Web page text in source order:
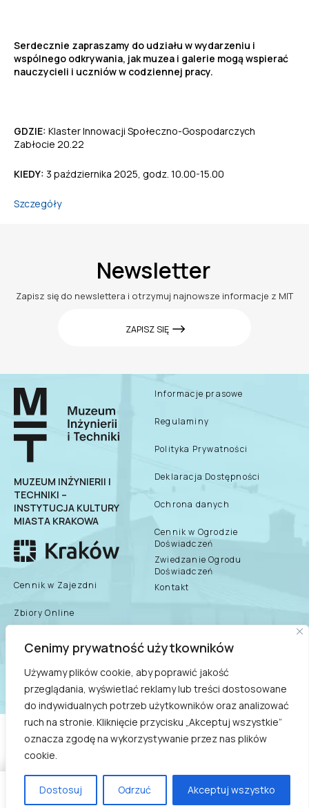
Cenimy prywatność użytkowników
Używamy plików cookie, aby poprawić jakość
przeglądania, wyświetlać reklamy lub treści dostosowane
do indywidualnych potrzeb użytkowników oraz analizować
ruch na stronie. Kliknięcie przycisku „Akceptuj wszystkie”
oznacza zgodę na wykorzystywanie przez nas plików
cookie.
Dostosuj Odrzuć Akceptuj wszystko
Serdecznie zapraszamy do udziału w wydarzeniu i
wspólnego odkrywania, jak muzea i galerie mogą wspierać
nauczycieli i uczniów w codziennej pracy.
GDZIE: Klaster Innowacji Społeczno-Gospodarczych
Zabłocie 20.22
KIEDY: 3 października 2025, godz. 10.00-15.00
Szczegóły
Newsletter
Zapisz się do newslettera i otrzymuj najnowsze informacje z MIT
ZAPISZ SIĘ
MUZEUM INŻYNIERII I
TECHNIKI –
INSTYTUCJA KULTURY
MIASTA KRAKOWA
Cennik w Zajezdni
Zbiory Online
Dane teleadresowe
Praca/Praktyki/Wolontariat
Informacje prasowe
Regulaminy
Polityka Prywatności
Deklaracja Dostępności
Ochrona danych
Cennik w Ogrodzie
Doświadczeń
Zwiedzanie Ogrodu
Doświadczeń
Kontakt
biuletyn informacji
COPYRIGHT © 2021
MUZEUM INŻYNIERII I TECHNIKI - INSTYTUCJA KULTURY